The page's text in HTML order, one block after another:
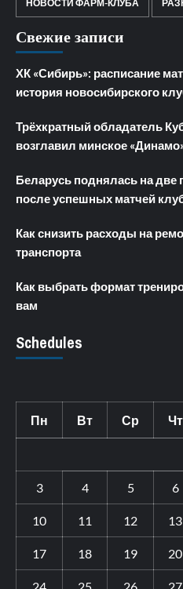
НОВОСТИ ФАРМ-КЛУБА
Свежие записи
ХК «Сибирь»: расписание
история новосибирского
Трёхкратный обладатель
возглавил минское
Беларусь поднялась на две
после успешных матчей
Как снизить расходы на
транспорта
Как выбрать формат
вам
Schedules
Пн Вт Ср Чт
3 4 5 6
10 11 12 13
17 18 19 20